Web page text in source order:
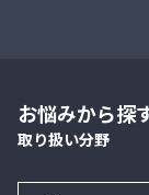
お悩みから探
取り扱い分野